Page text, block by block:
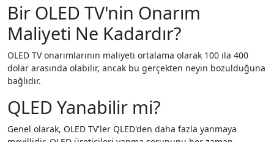
Bir OLED TV'nin Onarım
Maliyeti Ne Kadardır?
OLED TV onarımlarının maliyeti ortalama olarak 100 ila 400
dolar arasında olabilir, ancak bu gerçekten neyin bozulduğuna
bağlıdır.
QLED Yanabilir mi?
Genel olarak, OLED TV'ler QLED'den daha fazla yanmaya